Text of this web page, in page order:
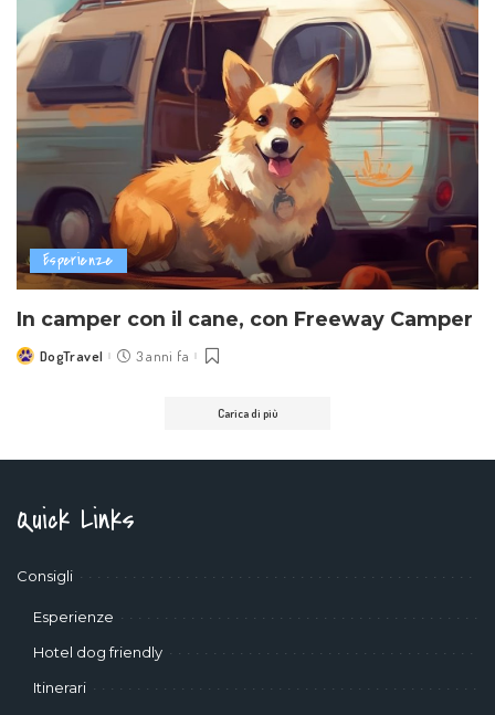
Esperienze
In camper con il cane, con Freeway Camper
PostedDogTravel 3 anni fa
Carica di più
Quick Links
Consigli
Esperienze
Hotel dog friendly
Itinerari